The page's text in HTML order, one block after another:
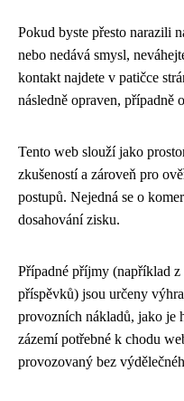
Pokud byste přesto narazili
nebo nedává smysl,
kontakt najdete v patičce
následně opraven, případně
Tento web slouží jako
zkušeností a zároveň pro
postupů. Nejedná se o
dosahování zisku.
Případné příjmy (například
příspěvků) jsou určeny
provozních nákladů, jako je
zázemí potřebné k chodu
provozovaný bez